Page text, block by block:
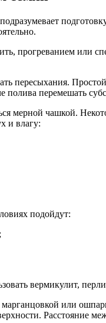
прогреванием или
пересыхания.
полива перемешать
мерной чашкой.
и влагу:
подойдут:
вермикулит,
или
Расстояние